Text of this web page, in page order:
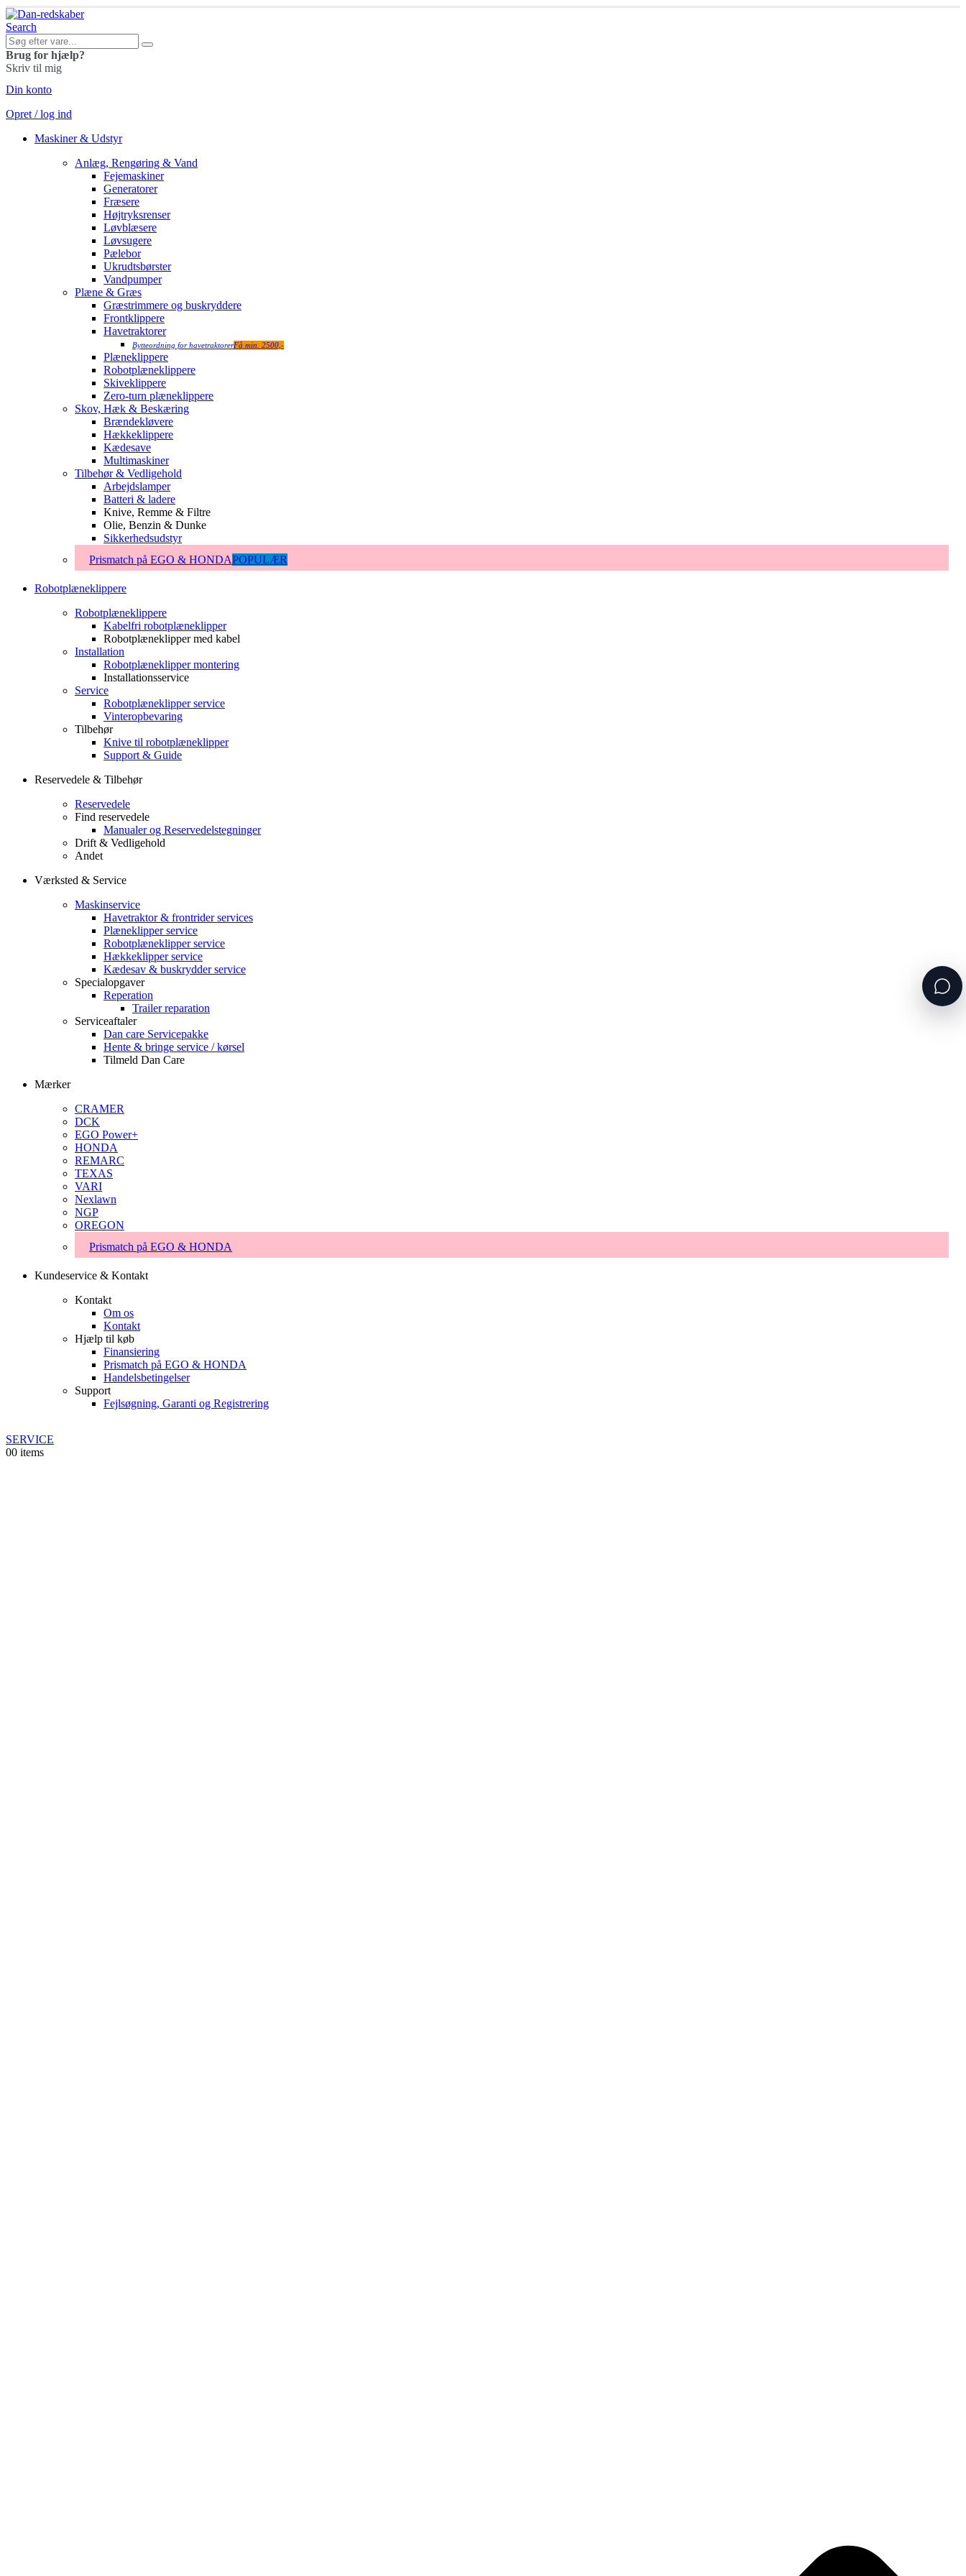
Search
Brug for hjælp?
Skriv til mig
Din konto
Opret / log ind
Maskiner & Udstyr
Anlæg, Rengøring & Vand
Fejemaskiner
Generatorer
Fræsere
Højtryksrenser
Løvblæsere
Løvsugere
Pælebor
Ukrudtsbørster
Vandpumper
Plæne & Græs
Græstrimmere og buskryddere
Frontklippere
Havetraktorer
Bytteordning for havetraktorerFå min. 2500,-
Plæneklippere
Robotplæneklippere
Skiveklippere
Zero-turn plæneklippere
Skov, Hæk & Beskæring
Brændekløvere
Hækkeklippere
Kædesave
Multimaskiner
Tilbehør & Vedligehold
Arbejdslamper
Batteri & ladere
Knive, Remme & Filtre
Olie, Benzin & Dunke
Sikkerhedsudstyr
Prismatch på EGO & HONDAPOPULÆR
Robotplæneklippere
Robotplæneklippere
Kabelfri robotplæneklipper
Robotplæneklipper med kabel
Installation
Robotplæneklipper montering
Installationsservice
Service
Robotplæneklipper service
Vinteropbevaring
Tilbehør
Knive til robotplæneklipper
Support & Guide
Reservedele & Tilbehør
Reservedele
Find reservedele
Manualer og Reservedelstegninger
Drift & Vedligehold
Andet
Værksted & Service
Maskinservice
Havetraktor & frontrider services
Plæneklipper service
Robotplæneklipper service
Hækkeklipper service
Kædesav & buskrydder service
Specialopgaver
Reperation
Trailer reparation
Serviceaftaler
Dan care Servicepakke
Hente & bringe service / kørsel
Tilmeld Dan Care
Mærker
CRAMER
DCK
EGO Power+
HONDA
REMARC
TEXAS
VARI
Nexlawn
NGP
OREGON
Prismatch på EGO & HONDA
Kundeservice & Kontakt
Kontakt
Om os
Kontakt
Hjælp til køb
Finansiering
Prismatch på EGO & HONDA
Handelsbetingelser
Support
Fejlsøgning, Garanti og Registrering
SERVICE
00 items